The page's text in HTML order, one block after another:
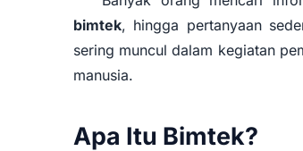
bimtek, hingga pertanyaan
sering muncul dalam kegiatan
manusia.
Apa Itu Bimtek?